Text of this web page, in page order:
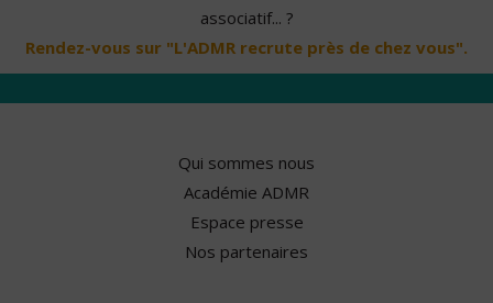
associatif... ?
Rendez-vous sur "L'ADMR recrute près de chez vous".
Qui sommes nous
Académie ADMR
Espace presse
Nos partenaires